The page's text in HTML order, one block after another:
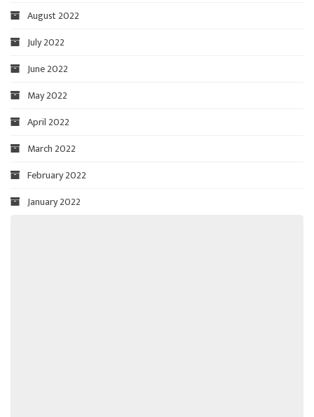
August 2022
July 2022
June 2022
May 2022
April 2022
March 2022
February 2022
January 2022